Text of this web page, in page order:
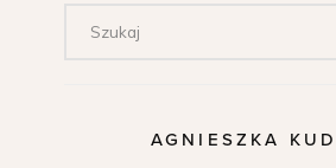
AGNIESZKA